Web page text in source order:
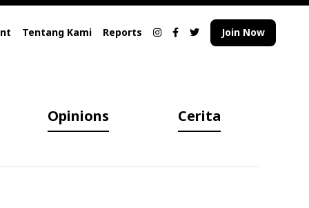
Tentang Kami Reports Join Now
Opinions Cerita